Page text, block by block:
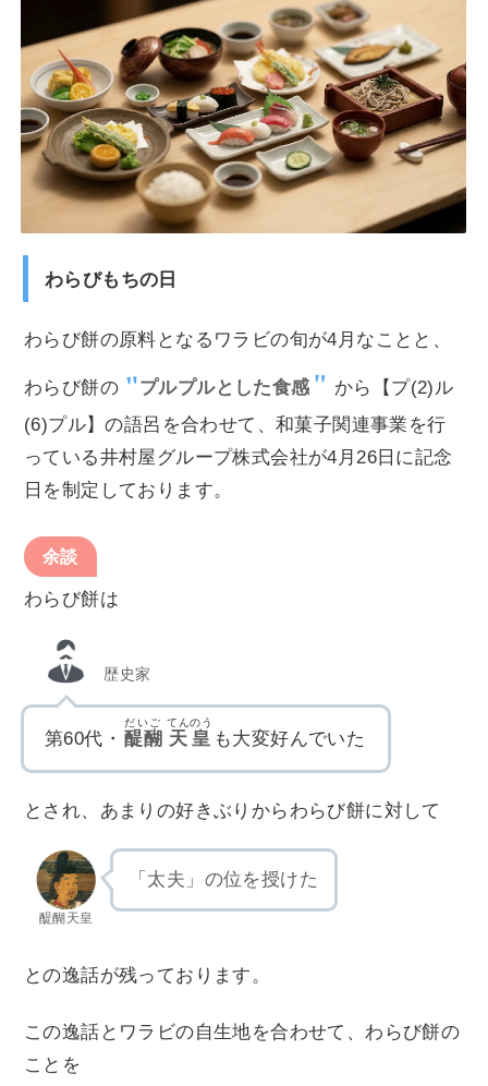
わらびもちの日
わらび餅の原料となるワラビの旬が4月なことと、
わらび餅の プルプルとした食感
から【プ(2)ル
(6)プル】の語呂を合わせて、和菓子関連事業を行
っている井村屋グループ株式会社が4月26日に記念
日を制定しております。
余談
わらび餅は
歴史家
第60代・ 醍醐
だいご
天皇
てんのう
も大変好んでいた
とされ、あまりの好きぶりからわらび餅に対して
醍醐天皇
「太夫」の位を授けた
との逸話が残っております。
この逸話とワラビの自生地を合わせて、わらび餅の
ことを